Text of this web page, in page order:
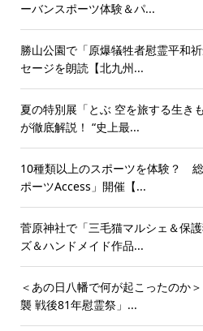
ーバンスポーツ体験＆パ...
勝山公園で「原爆犠牲者慰霊平和
セージを朗読【北九州...
夏の特別展「とぶ 空を旅する生き
が徹底解説！ “史上最...
10種類以上のスポーツを体験？
ポーツAccess」開催【...
菅原神社で「三毛猫マルシェ＆保
ズ＆ハンドメイド作品...
＜あの日八幡で何が起こったのか
襲 戦後81年慰霊祭」...